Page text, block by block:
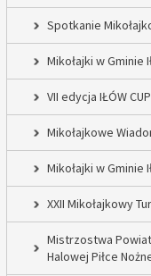
Spotkanie
Mikołajki w Gminie
VII edycja IŁÓW CUP
Mikołajkowe
Mikołajki w Gminie
XXII Mikołajkowy
Mistrzostwa
Halowej Piłce